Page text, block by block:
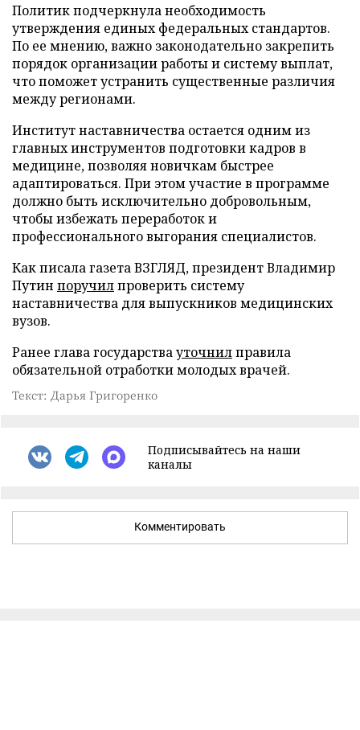
Политик подчеркнула необходимость
утверждения единых федеральных стандартов.
По ее мнению, важно законодательно закрепить
порядок организации работы и систему выплат,
что поможет устранить существенные различия
между регионами.
Институт наставничества остается одним из
главных инструментов подготовки кадров в
медицине, позволяя новичкам быстрее
адаптироваться. При этом участие в программе
должно быть исключительно добровольным,
чтобы избежать переработок и
профессионального выгорания специалистов.
Как писала газета ВЗГЛЯД, президент Владимир
Путин поручилпроверить систему
наставничества для выпускников медицинских
вузов.
Ранее глава государствауточнилправила
обязательной отработки молодых врачей.
Текст: Дарья Григоренко
Подписывайтесь на наши
каналы
Комментировать